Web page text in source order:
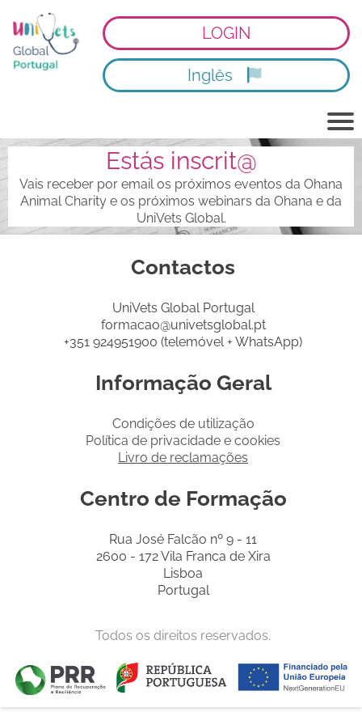
LOGIN
Inglês
Estás inscrit@
Vais receber por email os próximos eventos da Ohana
Animal Charity e os próximos webinars da Ohana e da
UniVets Global.
Contactos
UniVets Global Portugal
formacao@univetsglobal.pt
+351 924951900 (telemóvel + WhatsApp)
Informação Geral
Condições de utilização
Política de privacidade e cookies
Livro de reclamações
Centro de Formação
Rua José Falcão nº 9 - 11
2600 - 172 Vila Franca de Xira
Lisboa
Portugal
Todos os direitos reservados.